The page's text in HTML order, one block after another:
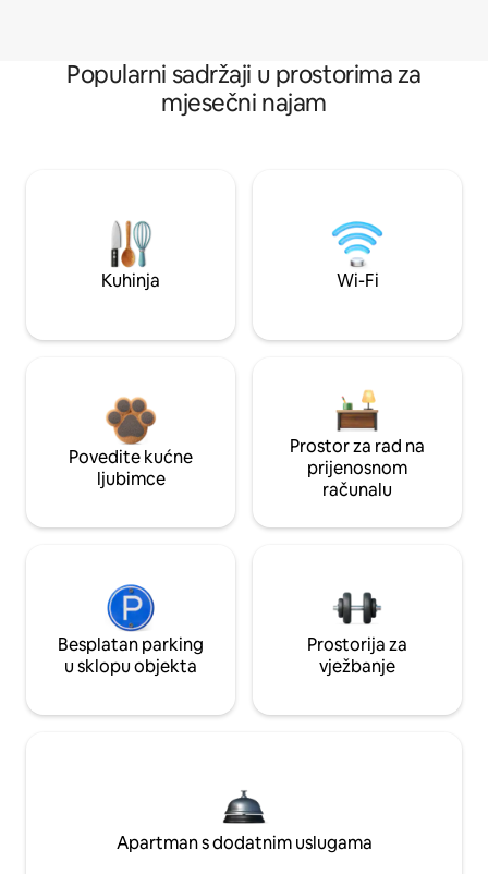
Popularni sadržaji u prostorima za
mjesečni najam
Kuhinja Wi-Fi
Povedite kućne
ljubimce
Prostor za rad na
prijenosnom
računalu
Besplatan parking
u sklopu objekta
Prostorija za
vježbanje
Apartman s dodatnim uslugama